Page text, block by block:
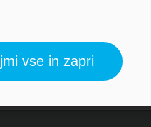
vse in zapri